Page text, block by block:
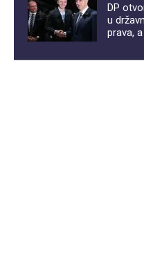
DP
u
prava,